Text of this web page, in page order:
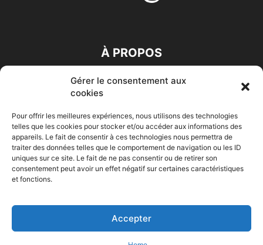
Gérer le consentement aux
cookies
Pour offrir les meilleures expériences, nous utilisons des technologies
telles que les cookies pour stocker et/ou accéder aux informations des
appareils. Le fait de consentir à ces technologies nous permettra de
traiter des données telles que le comportement de navigation ou les ID
uniques sur ce site. Le fait de ne pas consentir ou de retirer son
consentement peut avoir un effet négatif sur certaines caractéristiques
et fonctions.
Accepter
À PROPOS
SUIVEZ NOUS
Accueil Economie Entreprises Entrepreneur Afrique
HIGH-TECH Auto-Moto